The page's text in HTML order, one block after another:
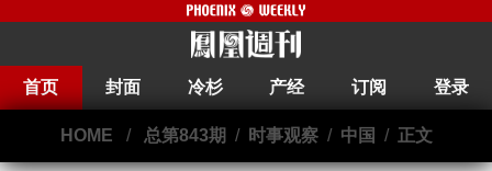
首页 封面 冷杉 产经 订阅 登录
HOME / 总第843期 / 时事观察/ 中国 / 正文